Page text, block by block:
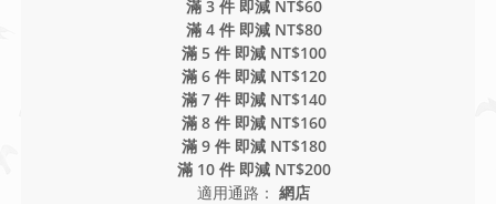
滿 3 件 即減 NT$60
滿 4 件 即減 NT$80
滿 5 件 即減 NT$100
滿 6 件 即減 NT$120
滿 7 件 即減 NT$140
滿 8 件 即減 NT$160
滿 9 件 即減 NT$180
滿 10 件 即減 NT$200
適用通路： 網店